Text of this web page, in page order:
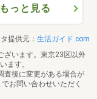
っと見る
提供元： 生活ガイド.com
ざいます。東京23区以外
ます。
査後に変更がある場合が
お問い合わせいただく